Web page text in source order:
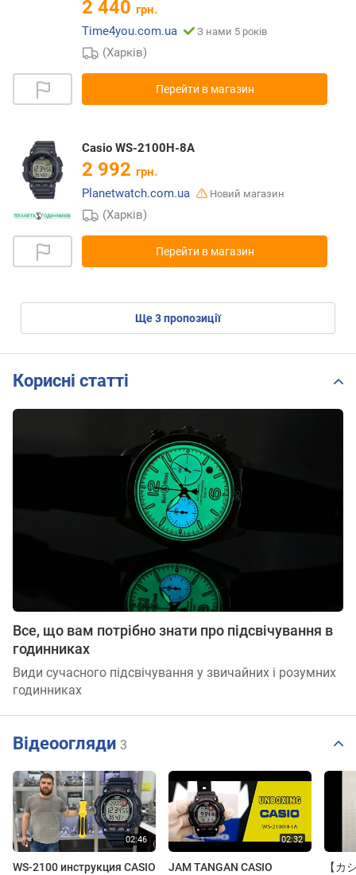
2 440 грн.
Time4you.com.ua
З нами 5 років
(Харків)
Перейти в магазин
Casio WS-2100H-8A
2 992 грн.
Planetwatch.com.ua
Новий магазин
(Харків)
Перейти в магазин
ще3пропозиції
Корисні статті
Все, що вам потрібно знати про підсвічування в
годинниках
Види сучасного підсвічування у звичайних і розумних
годинниках
Відеоогляди 3
WS-2100 инструкция CASIO
JAM TANGAN CASIO
【カ